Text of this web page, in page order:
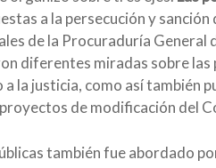
a la persecución y
de la Procuraduría General
diferentes miradas sobre
la justicia, como así también
de modificación del
también fue abordado